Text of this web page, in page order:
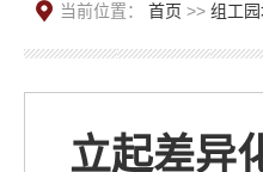
当前位置： 首页 >> 组工
立起差异